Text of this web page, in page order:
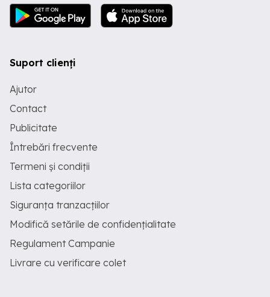
Suport clienți
Ajutor
Contact
Publicitate
Întrebări frecvente
Termeni și condiții
Lista categoriilor
Siguranța tranzacțiilor
Modifică setările de confidențialitate
Regulament Campanie
Livrare cu verificare colet